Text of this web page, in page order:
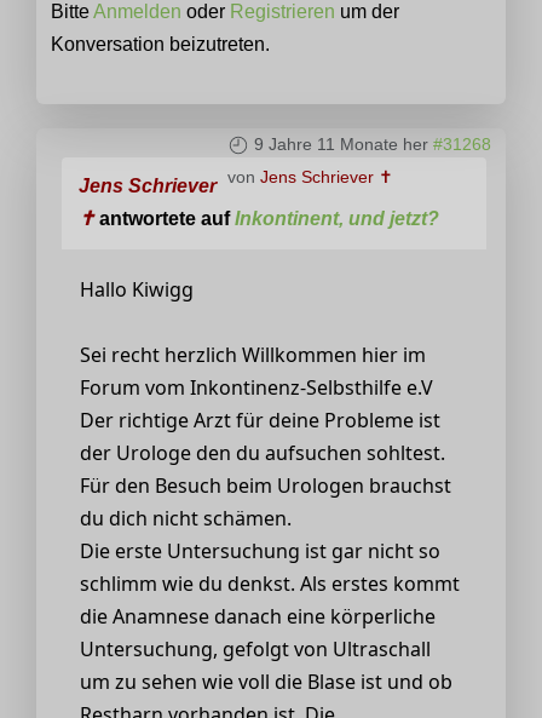
BitteAnmelden oder Registrieren um der
Konversation beizutreten.
9 Jahre 11 Monate her #31268
von Jens Schriever ✝
Jens Schriever
✝antwortete aufInkontinent, und jetzt?
Hallo Kiwigg
Sei recht herzlich Willkommen hier im
Forum vom Inkontinenz-Selbsthilfe e.V
Der richtige Arzt für deine Probleme ist
der Urologe den du aufsuchen sohltest.
Für den Besuch beim Urologen brauchst
du dich nicht schämen.
Die erste Untersuchung ist gar nicht so
schlimm wie du denkst. Als erstes kommt
die Anamnese danach eine körperliche
Untersuchung, gefolgt von Ultraschall
um zu sehen wie voll die Blase ist und ob